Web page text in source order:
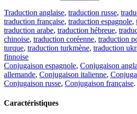
Traduction anglaise, traduction russe,
traduction française, traduction espagnole,
traduction arabe, traduction hébreue,
chinoise, traduction coréenne, traduction
turque, traduction turkmène, traduction
finnoise
Conjugaison espagnole, Conjugaison
allemande, Conjugaison italienne,
Conjugaison russe, Conjugaison française.
Caractéristiques